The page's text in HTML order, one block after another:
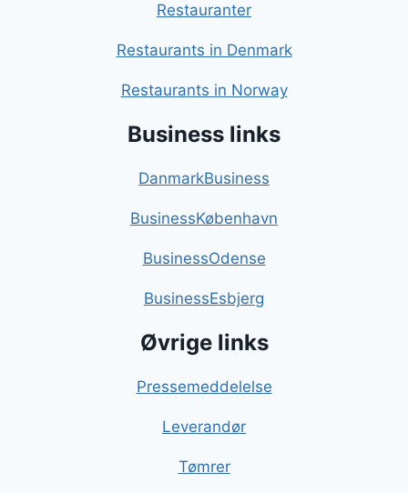
Restauranter
Restaurants in Denmark
Restaurants in Norway
Business links
DanmarkBusiness
BusinessKøbenhavn
BusinessOdense
BusinessEsbjerg
Øvrige links
Pressemeddelelse
Leverandør
Tømrer